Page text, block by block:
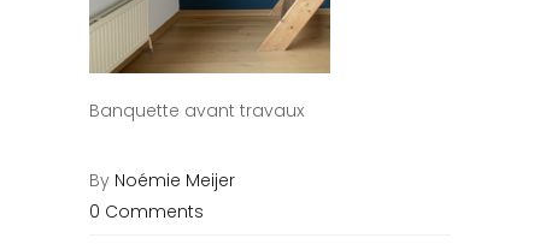
Banquette avant travaux
By Noémie Meijer
0 Comments